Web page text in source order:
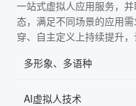
一站式虚拟人应用服务，
态，满足不同场景的应用
穿、自主定义上持续提升
多形象、多语种
AI虚拟人技术